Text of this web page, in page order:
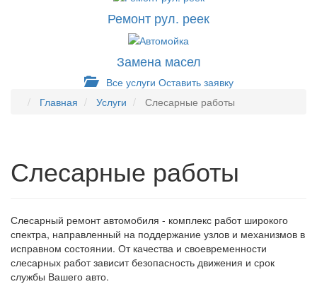
Ремонт рул. реек
Замена масел
Все услуги Оставить заявку
Главная
Услуги Слесарные работы
Слесарные работы
Слесарный ремонт автомобиля - комплекс работ широкого
спектра, направленный на поддержание узлов и механизмов в
исправном состоянии. От качества и своевременности
слесарных работ зависит безопасность движения и срок
службы Вашего авто.